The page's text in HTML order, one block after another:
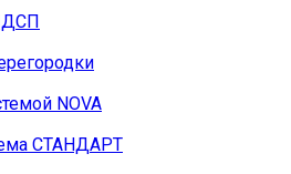
NOVA
СТАНДАРТ